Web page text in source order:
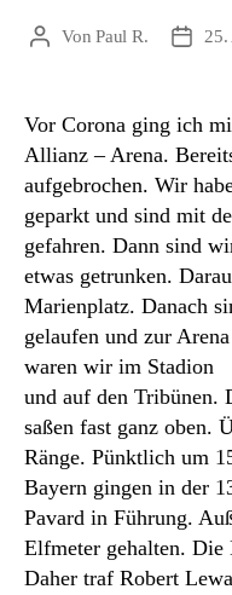
Beitragsautor
VonPaul R. 25.
Vor Corona ging ich
Allianz – Arena.
aufgebrochen. Wir
geparkt und sind mit
gefahren. Dann sind
etwas getrunken.
Marienplatz. Danach
gelaufen und zur
waren wir im Stadion
und auf den Tribünen.
saßen fast ganz oben.
Ränge. Pünktlich um
Bayern gingen in der
Pavard in Führung.
Elfmeter gehalten.
Daher traf Robert